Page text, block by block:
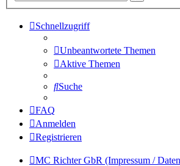
Schnellzugriff
Unbeantwortete Themen
Aktive Themen
Suche
FAQ
Anmelden
Registrieren
MC Richter GbR (Impressum /